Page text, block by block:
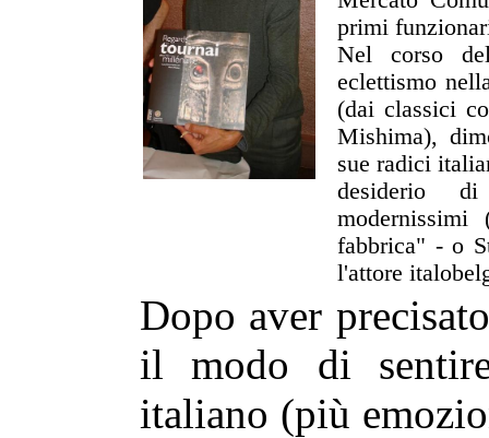
primi
Nel corso
eclettismo
(dai classici
Mishima),
sue radici
desiderio
fabbrica" - o
l'attore
Dopo aver
il modo di
italiano (più